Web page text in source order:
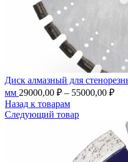
Диск алмазный для
мм 29000,00 ₽ – 55000,00 ₽
Назад к товарам
Следующий товар